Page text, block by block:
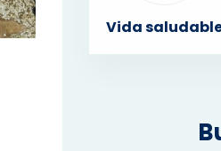
Vida